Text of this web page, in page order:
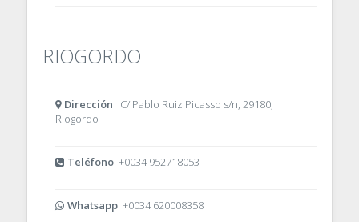
RIOGORDO
Dirección C/ Pablo Ruiz Picasso s/n, 29180,
Riogordo
Teléfono+0034 952718053
Whatsapp+0034 620008358